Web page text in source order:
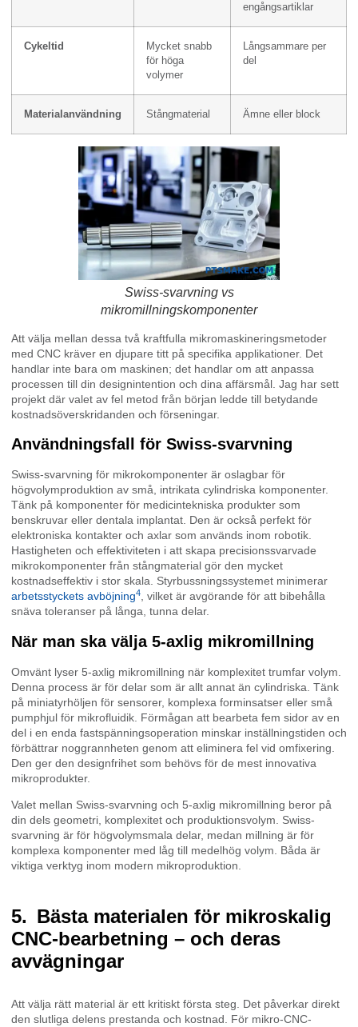
engångsartiklar
Cykeltid
Mycket snabb
för höga
volymer
Långsammare per
del
Materialanvändning Stångmaterial Ämne eller block
Swiss-svarvning vs
mikromillningskomponenter
Att välja mellan dessa två kraftfulla mikromaskineringsmetoder
med CNC kräver en djupare titt på specifika applikationer. Det
handlar inte bara om maskinen; det handlar om att anpassa
processen till din designintention och dina affärsmål. Jag har sett
projekt där valet av fel metod från början ledde till betydande
kostnadsöverskridanden och förseningar.
Användningsfall för Swiss-svarvning
Swiss-svarvning för mikrokomponenter är oslagbar för
högvolymproduktion av små, intrikata cylindriska komponenter.
Tänk på komponenter för medicintekniska produkter som
benskruvar eller dentala implantat. Den är också perfekt för
elektroniska kontakter och axlar som används inom robotik.
Hastigheten och effektiviteten i att skapa precisionssvarvade
mikrokomponenter från stångmaterial gör den mycket
kostnadseffektiv i stor skala. Styrbussningssystemet minimerar
arbetsstyckets avböjning4, vilket är avgörande för att bibehålla
snäva toleranser på långa, tunna delar.
När man ska välja 5-axlig mikromillning
Omvänt lyser 5-axlig mikromillning när komplexitet trumfar volym.
Denna process är för delar som är allt annat än cylindriska. Tänk
på miniatyrhöljen för sensorer, komplexa forminsatser eller små
pumphjul för mikrofluidik. Förmågan att bearbeta fem sidor av en
del i en enda fastspänningsoperation minskar inställningstiden och
förbättrar noggrannheten genom att eliminera fel vid omfixering.
Den ger den designfrihet som behövs för de mest innovativa
mikroprodukter.
Valet mellan Swiss-svarvning och 5-axlig mikromillning beror på
din dels geometri, komplexitet och produktionsvolym. Swiss-
svarvning är för högvolymsmala delar, medan millning är för
komplexa komponenter med låg till medelhög volym. Båda är
viktiga verktyg inom modern mikroproduktion.
Bästa materialen för mikroskalig
CNC-bearbetning – och deras
avvägningar
Att välja rätt material är ett kritiskt första steg. Det påverkar direkt
den slutliga delens prestanda och kostnad. För mikro-CNC-